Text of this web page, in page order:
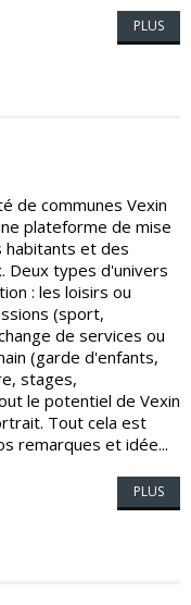
PLUS
de communes Vexin
plateforme de mise
habitants et des
Deux types d'univers
: les loisirs ou
(sport,
de services ou
(garde d'enfants,
stages,
le potentiel de Vexin
Tout cela est
remarques et idée...
PLUS